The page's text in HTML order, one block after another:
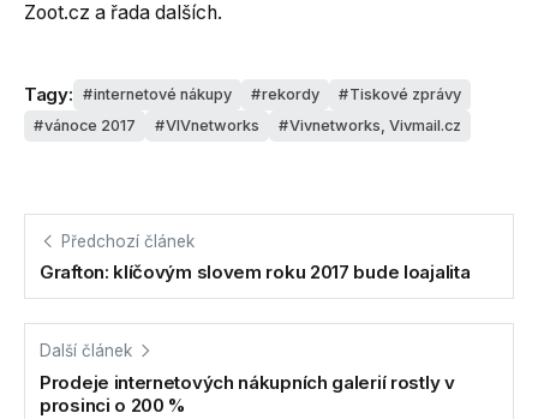
Zoot.cz a řada dalších.
Tagy: internetové nákupy rekordy
Tiskové zprávy
vánoce 2017
VIVnetworks Vivnetworks, Vivmail.cz
Předchozí článek
Grafton: klíčovým slovem roku 2017 bude loajalita
Další článek
Prodeje internetových nákupních galerií rostly v
prosinci o 200 %